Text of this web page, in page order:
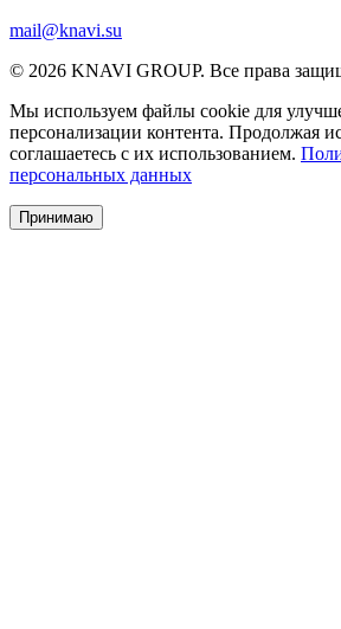
mail@knavi.su
© 2026 KNAVI GROUP. Все права
Мы используем файлы cookie для
персонализации контента. Продолжая
соглашаетесь с их использованием.
персональных данных
Принимаю